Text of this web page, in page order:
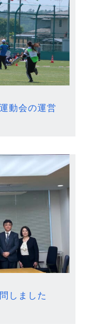
動会の運営
しました